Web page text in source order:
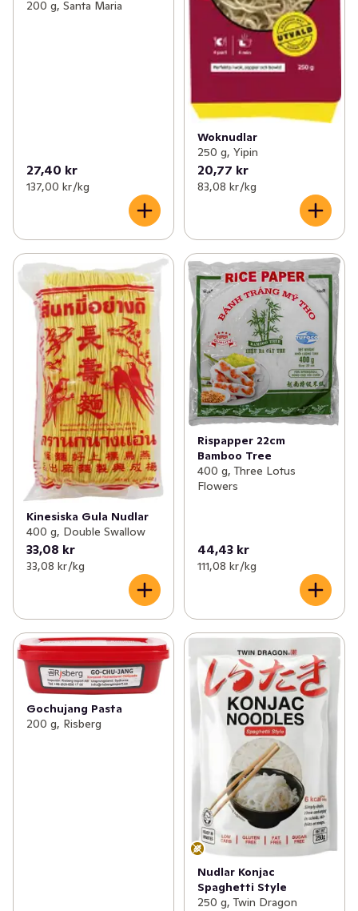
200 g, Santa Maria
27,40 kr
137,00 kr /kg
Woknudlar
250 g, Yipin
20,77 kr
83,08 kr /kg
Kinesiska Gula Nudlar
400 g, Double Swallow
33,08 kr
33,08 kr /kg
Rispapper 22cm
Bamboo Tree
400 g, Three Lotus
Flowers
44,43 kr
111,08 kr /kg
Gochujang Pasta
200 g, Risberg
Nudlar Konjac
Spaghetti Style
250 g, Twin Dragon